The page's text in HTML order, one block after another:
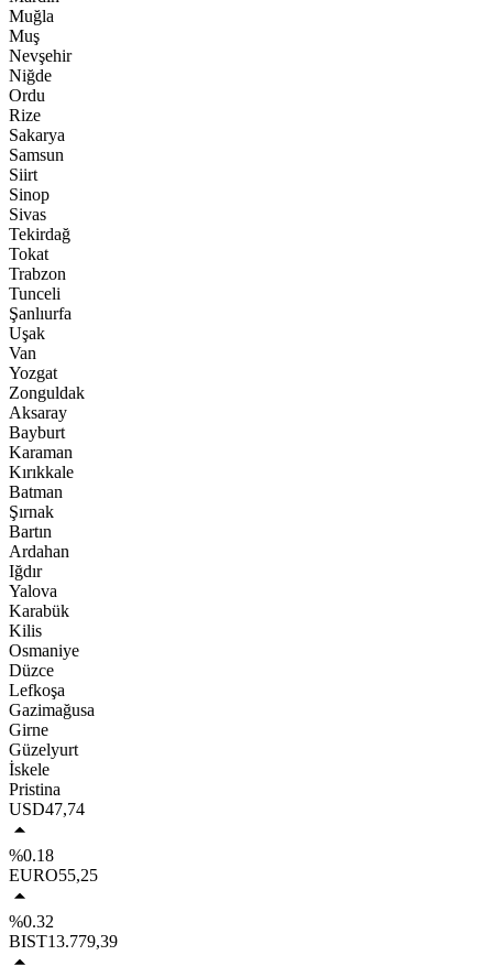
Muğla
Muş
Nevşehir
Niğde
Ordu
Rize
Sakarya
Samsun
Siirt
Sinop
Sivas
Tekirdağ
Tokat
Trabzon
Tunceli
Şanlıurfa
Uşak
Van
Yozgat
Zonguldak
Aksaray
Bayburt
Karaman
Kırıkkale
Batman
Şırnak
Bartın
Ardahan
Iğdır
Yalova
Karabük
Kilis
Osmaniye
Düzce
Lefkoşa
Gazimağusa
Girne
Güzelyurt
İskele
Pristina
USD47,74
%0.18
EURO55,25
%0.32
BIST13.779,39